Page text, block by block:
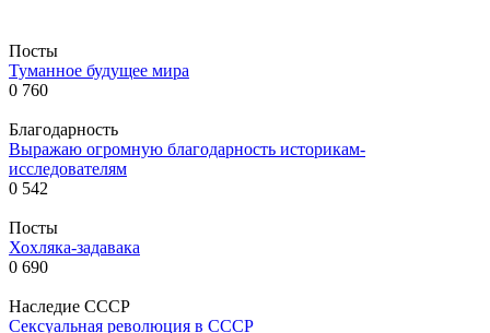
Посты
Туманное будущее мира
0 760
Благодарность
Выражаю огромную благодарность историкам-
исследователям
0 542
Посты
Хохляка-задавака
0 690
Наследие СССР
Сексуальная революция в СССР